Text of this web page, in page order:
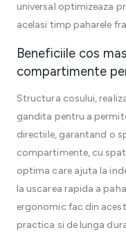
universal optimizeaza
acelasi timp paharele
Beneficiile cos
compartimente
Structura cosului,
gandita pentru a
directiile, garantand o
compartimente, cu
optima care ajuta la
la uscarea rapida a
ergonomic fac din
practica si de lunga